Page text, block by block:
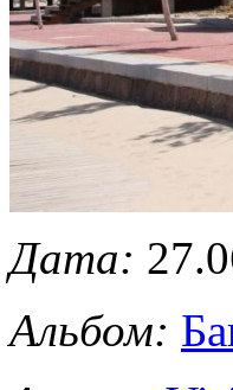
Дата:
Альбом: